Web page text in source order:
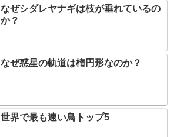
なぜシダレヤナギは枝が垂れているの
か？
なぜ惑星の軌道は楕円形なのか？
世界で最も速い鳥トップ5